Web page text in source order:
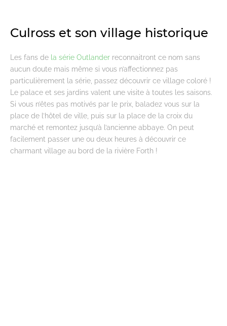
Culross et son village historique
Les fans de la série Outlander reconnaitront ce nom sans
aucun doute mais même si vous n’affectionnez pas
particulièrement la série, passez découvrir ce village coloré !
Le palace et ses jardins valent une visite à toutes les saisons.
Si vous n’êtes pas motivés par le prix, baladez vous sur la
place de l’hôtel de ville, puis sur la place de la croix du
marché et remontez jusqu’à l’ancienne abbaye. On peut
facilement passer une ou deux heures à découvrir ce
charmant village au bord de la rivière Forth !